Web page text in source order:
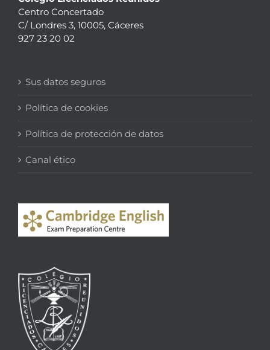
Centro Concertado
C/ Londres 3, 10005, Cáceres
927 23 20 02
Sus datos seguros
Política de cookies
Política de protección de datos
Canal ético